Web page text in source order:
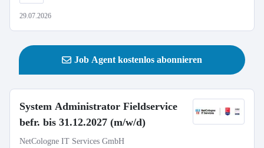
29.07.2026
Job Agent kostenlos abonnieren
System Administrator Fieldservice
befr. bis 31.12.2027 (m/w/d)
NetCologne IT Services GmbH